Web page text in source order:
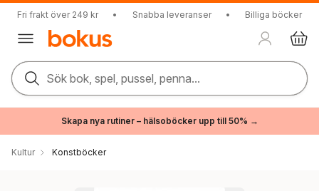
Fri frakt över 249 kr • Snabba leveranser • Billiga böcker
Sök bok, spel, pussel, penna...
Skapa nya rutiner – hälsoböcker upp till 50% →
Kultur Konstböcker